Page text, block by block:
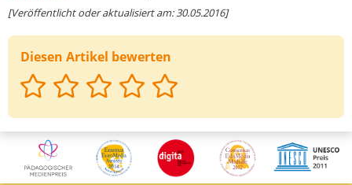
[Veröffentlicht oder aktualisiert am: 30.05.2016]
Diesen Artikel bewerten